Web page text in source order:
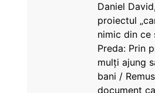
Daniel
proiectul
nimic din ce
Preda: Prin
mulți ajung
bani /
document